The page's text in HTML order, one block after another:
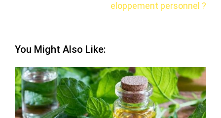
eloppement personnel ?
You Might Also Like: